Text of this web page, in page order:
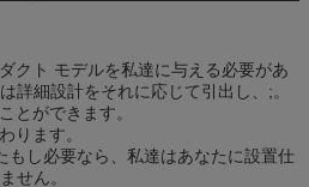
クト モデルを私達に与える必要があ
詳細設計をそれに応じて引出し、;。
とができます。
ります。
もし必要なら、私達はあなたに設置仕
せん。